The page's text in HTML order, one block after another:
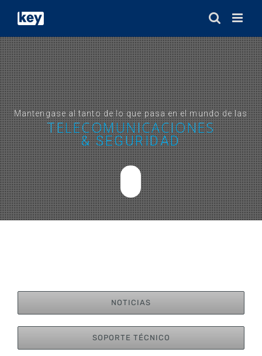
contenido
Mantengase al tanto de lo que pasa en el mundo de las
TELECOMUNICACIONES
& SEGURIDAD
NOTICIAS
SOPORTE TÉCNICO